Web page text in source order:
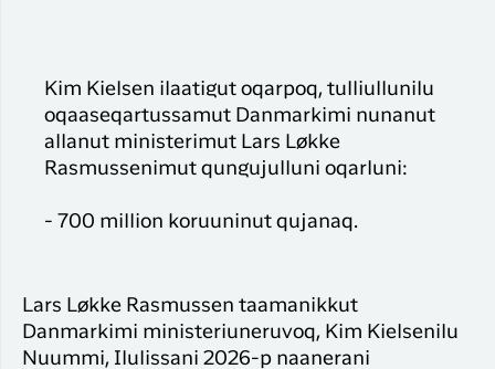
Kim Kielsen ilaatigut oqarpoq, tulliullunilu
oqaaseqartussamut Danmarkimi nunanut
allanut ministerimut Lars Løkke
Rasmussenimut qungujulluni oqarluni:
- 700 million koruuninut qujanaq.
Lars Løkke Rasmussen taamanikkut
Danmarkimi ministeriuneruvoq, Kim Kielsenilu
Nuummi, Ilulissani 2026-p naanerani